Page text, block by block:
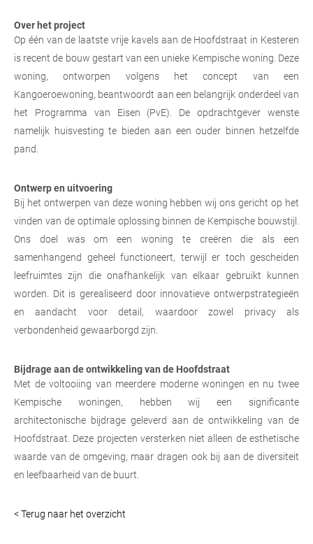
Over het project
Op één van de laatste vrije kavels aan de Hoofdstraat in Kesteren
is recent de bouw gestart van een unieke Kempische woning. Deze
woning, ontworpen volgens het concept van een
Kangoeroewoning, beantwoordt aan een belangrijk onderdeel van
het Programma van Eisen (PvE). De opdrachtgever wenste
namelijk huisvesting te bieden aan een ouder binnen hetzelfde
pand.
Ontwerp en uitvoering
Bij het ontwerpen van deze woning hebben wij ons gericht op het
vinden van de optimale oplossing binnen de Kempische bouwstijl.
Ons doel was om een woning te creëren die als een
samenhangend geheel functioneert, terwijl er toch gescheiden
leefruimtes zijn die onafhankelijk van elkaar gebruikt kunnen
worden. Dit is gerealiseerd door innovatieve ontwerpstrategieën
en aandacht voor detail, waardoor zowel privacy als
verbondenheid gewaarborgd zijn.
Bijdrage aan de ontwikkeling van de Hoofdstraat
Met de voltooiing van meerdere moderne woningen en nu twee
Kempische woningen, hebben wij een significante
architectonische bijdrage geleverd aan de ontwikkeling van de
Hoofdstraat. Deze projecten versterken niet alleen de esthetische
waarde van de omgeving, maar dragen ook bij aan de diversiteit
en leefbaarheid van de buurt.
< Terug naar het overzicht